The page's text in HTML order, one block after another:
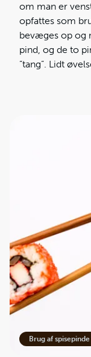
om man er
opfattes som
bevæges op og
pind, og de to
”tang”. Lidt
Brug af spisepinde